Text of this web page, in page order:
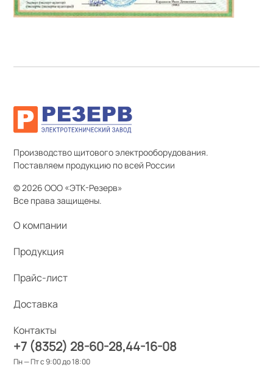
Производство щитового электрооборудования.
Поставляем продукцию по всей России
© 2026 ООО «ЭТК-Резерв»
Все права защищены.
О компании
Продукция
Прайс-лист
Доставка
Контакты
+7 (8352) 28-60-28 44-16-08
Пн — Пт с 9:00 до 18:00